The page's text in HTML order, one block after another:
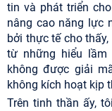
tin và phát triển
nâng cao năng lực
bởi thực tế cho
từ những hiểu lầm
không được giải
không kích hoạt kịp
Trên tinh thần ấy,